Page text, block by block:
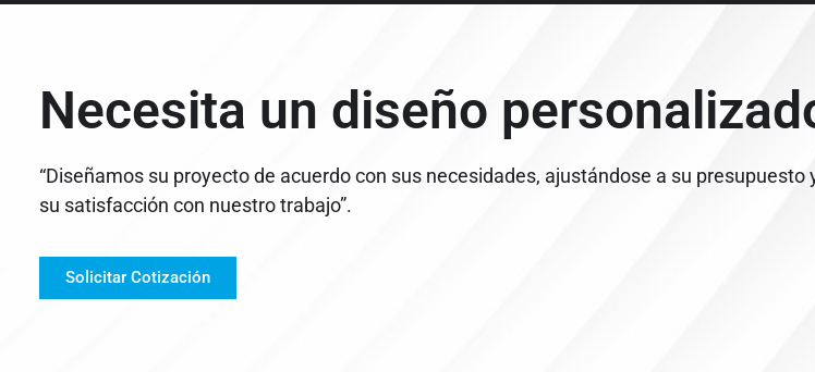
Necesita un diseño
“Diseñamos su proyecto de acuerdo con sus necesidades, ajustándose a su presupuesto
su satisfacción con nuestro trabajo”.
Solicitar Cotización